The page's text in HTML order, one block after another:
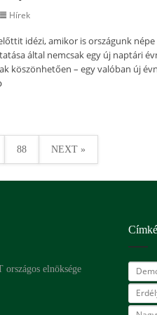
Hírek
idézi, amikor is országunk népe
által nemcsak egy új naptári
köszönhetően – egy valóban új
88 NEXT »
országos elnöksége